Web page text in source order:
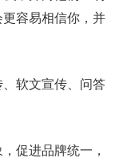
容易相信你，并
软文宣传、问答
促进品牌统一，